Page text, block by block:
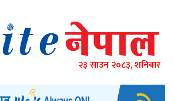
२३ साउन २०८३, शनिबार